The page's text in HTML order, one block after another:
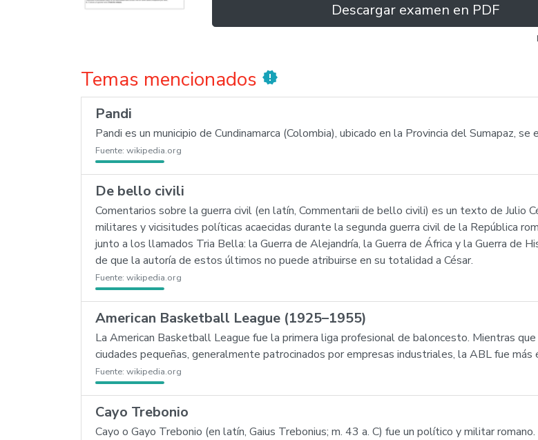
Descargar examen en PDF
Temas mencionados new_releases
Pandi
Pandi es un municipio de Cundinamarca (Colombia), ubicado en la Provincia del Sumapaz,
Fuente: wikipedia.org
De bello civili
Comentarios sobre la guerra civil (en latín, Commentarii de bello civili) es un texto de Julio
militares y vicisitudes políticas acaecidas durante la segunda guerra civil de la República
junto a los llamados Tria Bella: la Guerra de Alejandría, la Guerra de África y la Guerra de
de que la autoría de estos últimos no puede atribuirse en su totalidad a César.
Fuente: wikipedia.org
American Basketball League (1925–1955)
La American Basketball League fue la primera liga profesional de baloncesto. Mientras
ciudades pequeñas, generalmente patrocinados por empresas industriales, la ABL fue más
Fuente: wikipedia.org
Cayo Trebonio
Cayo o Gayo Trebonio (en latín, Gaius Trebonius; m. 43 a. C) fue un político y militar